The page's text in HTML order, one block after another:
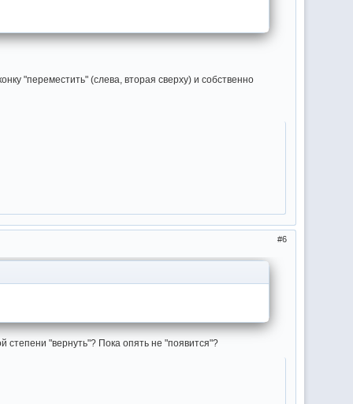
"переместить" (слева, вторая сверху) и собственно
6
степени "вернуть"? Пока опять не "появится"?